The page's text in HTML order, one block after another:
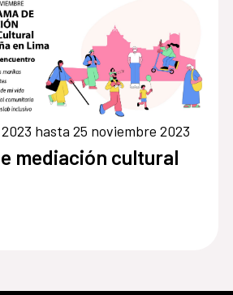
hasta 25 noviembre 2023
mediación cultural